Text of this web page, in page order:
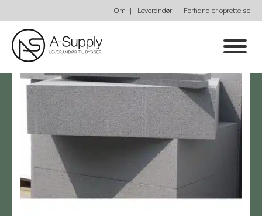
Om Leverandør Forhandler oprettelse